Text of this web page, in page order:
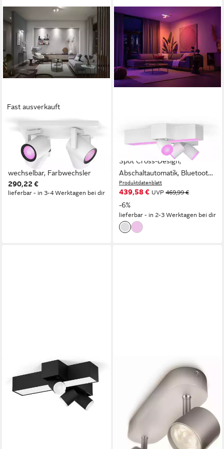
Fast ausverkauft
PHILIPS HUE
LED Deckenspot White &
Color Ambiance Argenta Spot
4-flammig 4 x 4.2W, LED
wechselbar, Farbwechsler
290,22 €
lieferbar - in 3-4 Werktagen bei dir
PHILIPS HUE
LED Deckenspot White &
Color Ambiance Centris 3er
Spot Cross-Design,
Abschaltautomatik, Bluetooth,
CCT - über Fernbedienung,
Dimmfunktion, Farbsteuerung,
Farbwechsel, Leuchtdauer
einstellbar, Memoryfunktion,
Nachtlichtfunktion, RGB,
Produktdatenblatt
439,58 € UVP 469,99 €
-6%
lieferbar - in 2-3 Werktagen bei dir